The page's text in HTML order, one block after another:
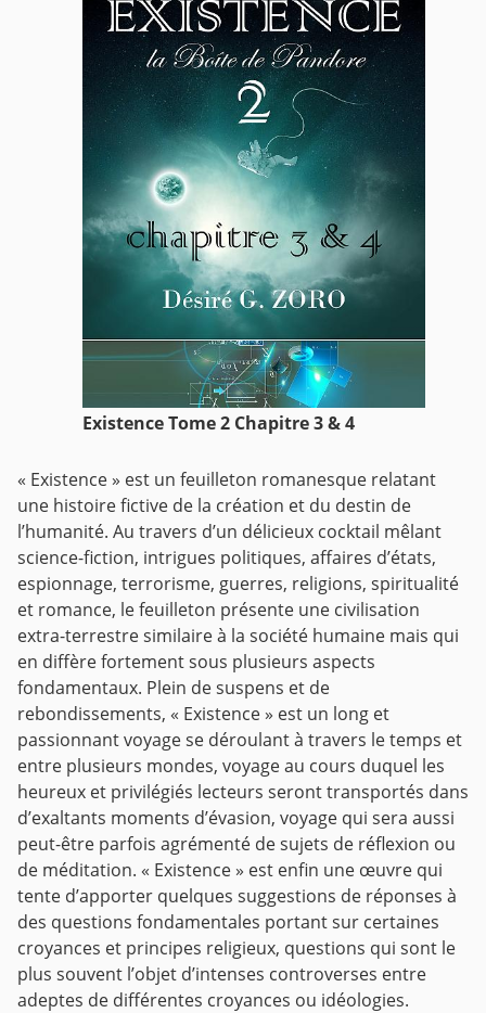
Existence Tome 2 Chapitre 3 & 4
« Existence » est un feuilleton romanesque relatant
une histoire fictive de la création et du destin de
l’humanité. Au travers d’un délicieux cocktail mêlant
science-fiction, intrigues politiques, affaires d’états,
espionnage, terrorisme, guerres, religions, spiritualité
et romance, le feuilleton présente une civilisation
extra-terrestre similaire à la société humaine mais qui
en diffère fortement sous plusieurs aspects
fondamentaux. Plein de suspens et de
rebondissements, « Existence » est un long et
passionnant voyage se déroulant à travers le temps et
entre plusieurs mondes, voyage au cours duquel les
heureux et privilégiés lecteurs seront transportés dans
d’exaltants moments d’évasion, voyage qui sera aussi
peut-être parfois agrémenté de sujets de réflexion ou
de méditation. « Existence » est enfin une œuvre qui
tente d’apporter quelques suggestions de réponses à
des questions fondamentales portant sur certaines
croyances et principes religieux, questions qui sont le
plus souvent l’objet d’intenses controverses entre
adeptes de différentes croyances ou idéologies.